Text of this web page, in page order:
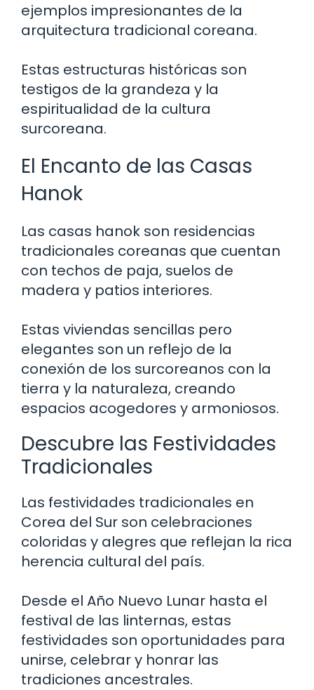
ejemplos impresionantes de la
arquitectura tradicional coreana.
Estas estructuras históricas son
testigos de la grandeza y la
espiritualidad de la cultura
surcoreana.
El Encanto de las Casas
Hanok
Las casas hanok son residencias
tradicionales coreanas que cuentan
con techos de paja, suelos de
madera y patios interiores.
Estas viviendas sencillas pero
elegantes son un reflejo de la
conexión de los surcoreanos con la
tierra y la naturaleza, creando
espacios acogedores y armoniosos.
Descubre las Festividades
Tradicionales
Las festividades tradicionales en
Corea del Sur son celebraciones
coloridas y alegres que reflejan la rica
herencia cultural del país.
Desde el Año Nuevo Lunar hasta el
festival de las linternas, estas
festividades son oportunidades para
unirse, celebrar y honrar las
tradiciones ancestrales.